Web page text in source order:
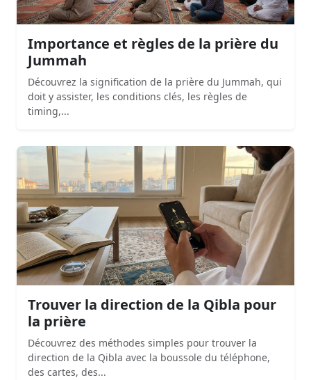
Importance et règles de la prière du
Jummah
Découvrez la signification de la prière du Jummah, qui
doit y assister, les conditions clés, les règles de
timing,...
Trouver la direction de la Qibla pour
la prière
Découvrez des méthodes simples pour trouver la
direction de la Qibla avec la boussole du téléphone,
des cartes, des...